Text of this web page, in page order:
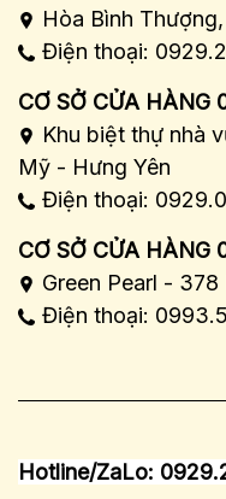
Hòa Bình
Điện thoại:
CƠ SỞ CỬA HÀNG
Khu biệt thự nhà
Mỹ - Hưng Yên
Điện thoại:
CƠ SỞ CỬA HÀNG
Green Pearl -
Điện thoại:
Hotline/ZaLo: